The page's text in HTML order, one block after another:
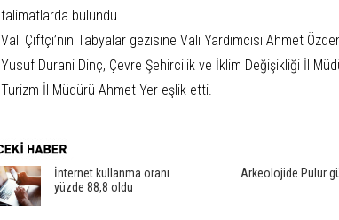
talimatlarda bulundu.
Vali Çiftçi’nin Tabyalar gezisine Vali Yardımcısı Ahmet
Yusuf Durani Dinç, Çevre Şehircilik ve İklim Değişikliği İl
Turizm İl Müdürü Ahmet Yer eşlik etti.
İnternet kullanma oranı
yüzde 88,8 oldu
Arkeolojide Pulur